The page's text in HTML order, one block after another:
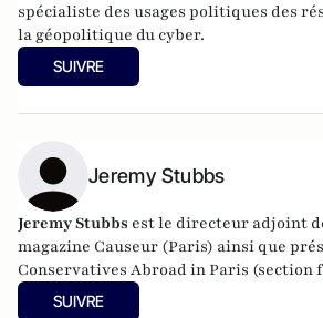
spécialiste des usages politiques des
la géopolitique du cyber.
SUIVRE
Jeremy Stubbs
Jeremy Stubbs est le directeur adjoint
magazine Causeur (Paris) ainsi que
Conservatives Abroad in Paris (section
conservateur britannique).
SUIVRE